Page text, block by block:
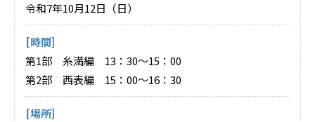
令和7年10月12日（日）
[時間]
第1部 糸満編 13：30～15：00
第2部 西表編 15：00～16：30
[場所]